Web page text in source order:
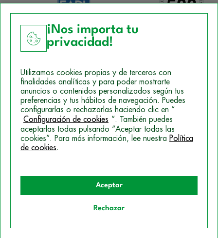
Política de Cookies
Mapa del sitio
Politica de Privacidad
© 2026 Campus Training
¡Nos importa tu
privacidad!
Utilizamos cookies propias y de terceros con
finalidades analíticas y para poder mostrarte
anuncios o contenidos personalizados según tus
preferencias y tus hábitos de navegación. Puedes
configurarlas o rechazarlas haciendo clic en “
Configuración de cookies ”. También puedes
aceptarlas todas pulsando “Aceptar todas las
cookies”. Para más información, lee nuestra Política
de cookies.
Aceptar
Rechazar